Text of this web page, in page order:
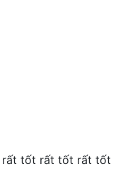
tốt rất tốt rất tốt